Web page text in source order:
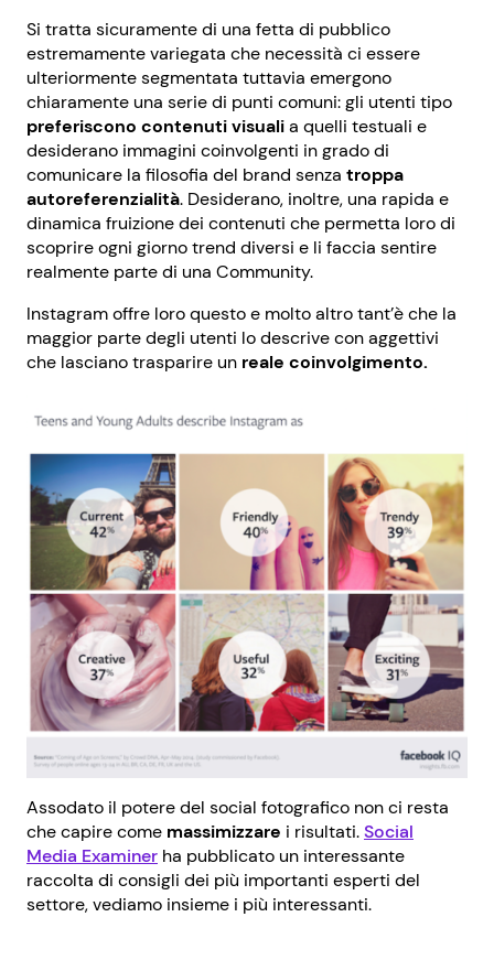
Si tratta sicuramente di una fetta di pubblico
estremamente variegata che necessità ci essere
ulteriormente segmentata tuttavia emergono
chiaramente una serie di punti comuni: gli utenti tipo
preferiscono contenuti visualia quelli testuali e
desiderano immagini coinvolgenti in grado di
comunicare la filosofia del brand senza troppa
autoreferenzialità. Desiderano, inoltre, una rapida e
dinamica fruizione dei contenuti che permetta loro di
scoprire ogni giorno trend diversi e li faccia sentire
realmente parte di una Community.
Instagram offre loro questo e molto altro tant’è che la
maggior parte degli utenti lo descrive con aggettivi
che lasciano trasparire un reale coinvolgimento.
Assodato il potere del social fotografico non ci resta
che capire come massimizzare i risultati.Social
Media Examiner ha pubblicato un interessante
raccolta di consigli dei più importanti esperti del
settore, vediamo insieme i più interessanti.